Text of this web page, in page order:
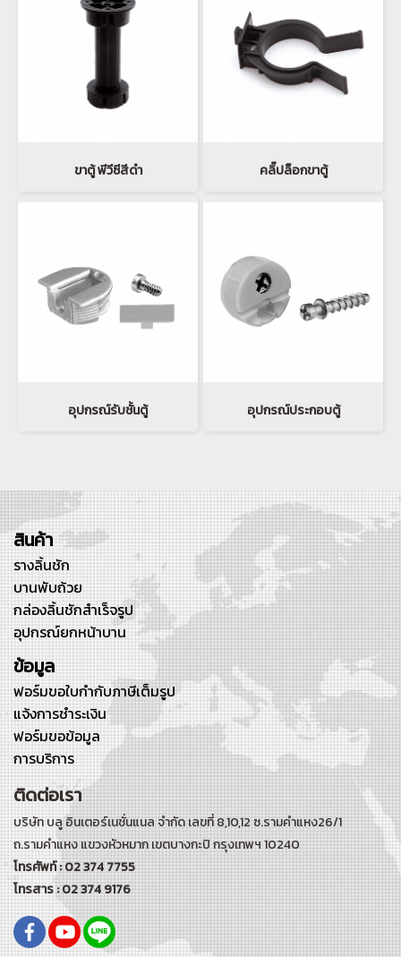
ขาตู้ พีวีซีสีดำ คลิ๊ปล็อกขาตู้
อุปกรณ์รับชั้นตู้ อุปกรณ์ประกอบตู้
สินค้า
รางลิ้นชัก
บานพับถ้วย
กล่องลิ้นชักสำเร็จรูป
อุปกรณ์ยกหน้าบาน
ข้อมูล
ฟอร์มขอใบกำกับภาษีเต็มรูป
แจ้งการชำระเงิน
ฟอร์มขอข้อมูล
การบริการ
ติดต่อเรา
บริษัท บลู อินเตอร์เนชั่นแนล จำกัด เลขที่ 8,10,12 ซ.รามคำแหง26/1
ถ.รามคำแหงแขวงหัวหมาก เขตบางกะปิ กรุงเทพฯ 10240
โทรศัพท์ : 02 374 7755
โทรสาร : 02 374 9176